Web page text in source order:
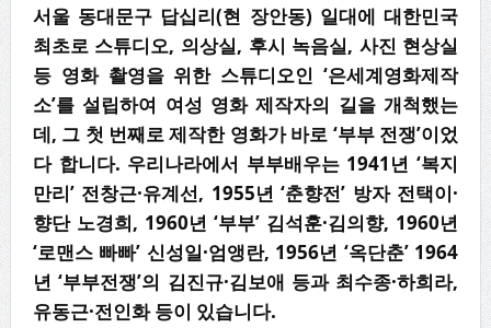
서울 동대문구 답십리(현 장안동) 일대에 대한민국
최초로 스튜디오, 의상실, 후시 녹음실, 사진 현상실
등 영화 촬영을 위한 스튜디오인‘은세계영화제작
소’를 설립하여 여성 영화 제작자의 길을 개척했는
데, 그 첫 번째로 제작한 영화가 바로 ‘부부 전쟁’이었
다 합니다. 우리나라에서 부부배우는 1941 년‘복지
만리’ 전창근·유계선, 1955년‘춘향전’ 방자 전택이·
향단 노경희, 1960년 ‘부부’ 김석훈·김의향, 1960년
‘로맨스 빠빠’ 신성일·엄앵란, 1956년 ‘옥단춘’ 1964
년‘부부전쟁’의 김진규·김보애 등과 최수종·하희라,
유동근·전인화 등이 있습니다.